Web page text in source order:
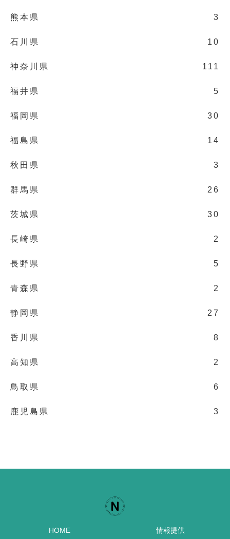
熊本県 3
石川県 10
神奈川県 111
福井県 5
福岡県 30
福島県 14
秋田県 3
群馬県 26
茨城県 30
長崎県 2
長野県 5
青森県 2
静岡県 27
香川県 8
高知県 2
鳥取県 6
鹿児島県 3
HOME 情報提供